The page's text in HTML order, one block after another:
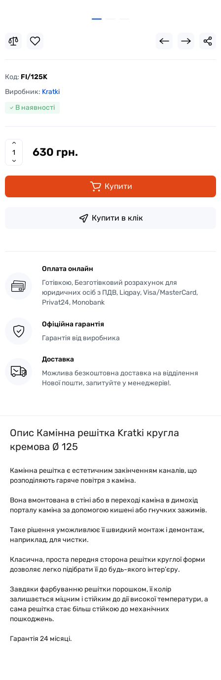
Код: FI/125K
Виробник: Kratki
В наявності
630 грн.
Купити
Купити в клік
Оплата онлайн
Готівкою, Безготівковий розрахунок для
юридичних осіб з ПДВ, Liqpay, Visa/MasterCard,
Privat24, Monobank
Офіційна гарантія
Гарантія від виробника
Доставка
Можлива безкоштовна доставка на відділення
Нової пошти, запитуйте у менеджерів!.
Опис Камінна решітка Kratki кругла
кремова Ø 125
Камінна решітка є естетичним закінченням каналів, що
розподіляють гаряче повітря з каміна.
Вона вмонтована в стіні або в переході каміна в димохід
порталу каміна за допомогою кишені або гнучких зажимів.
Таке рішення уможливлює її швидкий монтаж і демонтаж,
наприклад, для чистки.
Класична, проста передня сторона решітки круглої форми
дозволяє легко підібрати її до будь-якого інтер’єру.
Завдяки фарбуванню решітки порошком, її колір
залишається міцним і стійким до дії високої температури, а
сама решітка стає більш стійкою до механічних
пошкоджень.
Гарантія 24 місяці.